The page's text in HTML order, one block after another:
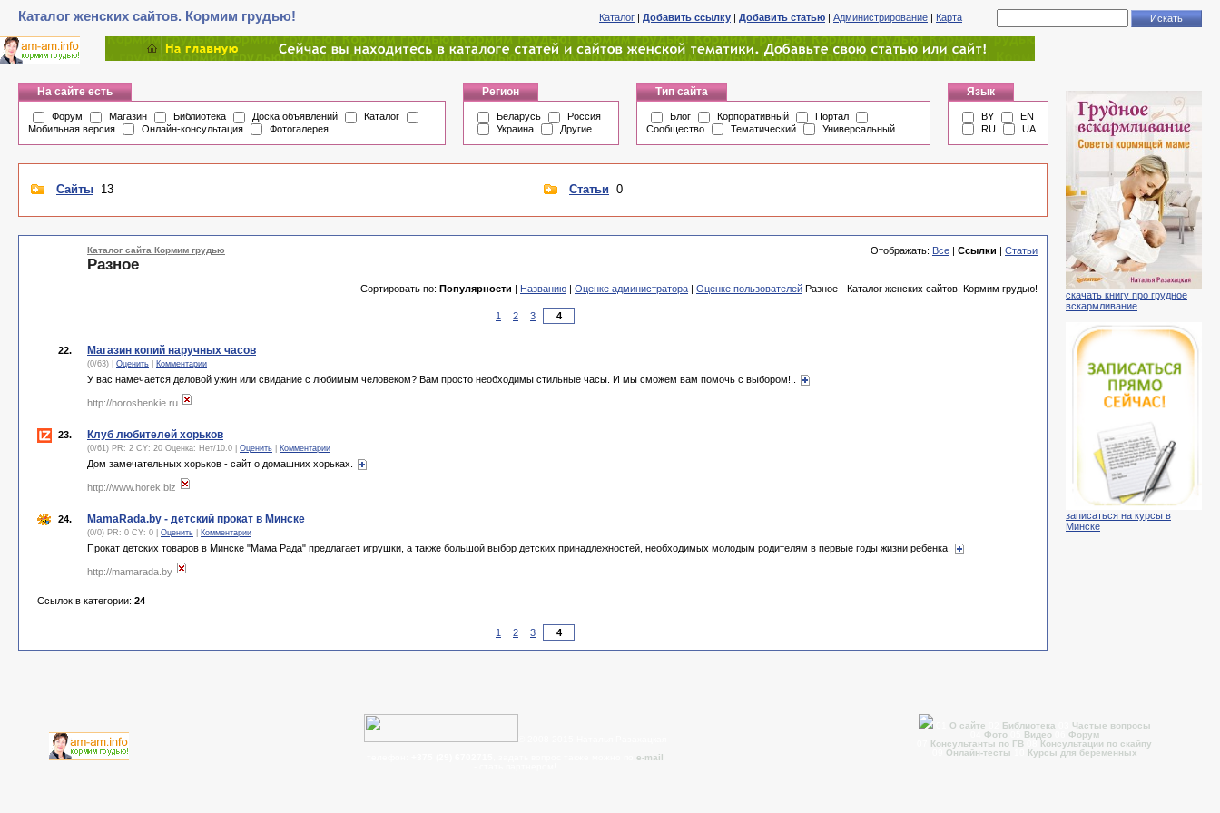
Каталог женских сайтов. Кормим грудью! Каталог | Добавить ссылку | Добавить статью | Администрирование | Карта
На сайте есть
Форум Магазин Библиотека Доска объявлений
Каталог
Мобильная версия
Онлайн-консультация Фотогалерея
Регион
Беларусь
Россия
Украина
Другие
Тип сайта
Блог Корпоративный
Портал
Сообщество
Тематический Универсальный
Язык
BY
EN
RU
UA
Сайты 13 Статьи 0
Каталог сайта Кормим грудью Отображать: Все | Ссылки | Статьи
Разное
Сортировать по: Популярности | Названию | Оценке администратора | Оценке пользователей Разное - Каталог женских сайтов. Кормим грудью!
1 2 3
22. Магазин копий наручных часов
(0/63) | Оценить Комментарии
У вас намечается деловой ужин или свидание с любимым человеком? Вам просто необходимы стильные часы. И мы сможем вам помочь с выбором!..
http://horoshenkie.ru
23. Клуб любителей хорьков
(0/61) PR: 2 CY: 20 Оценка: Нет/10.0 Оценить Комментарии
Дом замечательных хорьков - сайт о домашних хорьках.
http://www.horek.biz
24. MamaRada.by - детский прокат в Минске
(0/0) PR: 0 CY: 0 | Оценить Комментарии
Прокат детских товаров в Минске "Мама Рада" предлагает игрушки, а также большой выбор детских принадлежностей, необходимых молодым родителям в первые годы жизни ребенка.
http://mamarada.by
Ссылок в категории: 24
1 2 3
скачать книгу про грудное
вскармливание
записаться на курсы в
Минске
e-mail
01 О сайте Библиотека
Частые вопросы
Фото05 Видео06 Форум
Консультанты по ГВ
Консультации по скайпу
Онлайн-тесты Курсы для беременных